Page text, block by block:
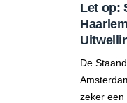
Let op:
De
zeker een